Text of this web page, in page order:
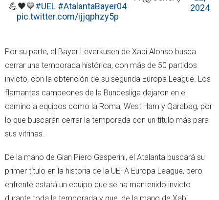
💪🖤💙#UEL #AtalantaBayer04
pic.twitter.com/ijjqphzy5p
2024
Por su parte, el Bayer Leverkusen de Xabi Alonso busca
cerrar una temporada histórica, con más de 50 partidos
invicto, con la obtención de su segunda Europa League. Los
flamantes campeones de la Bundesliga dejaron en el
camino a equipos como la Roma, West Ham y Qarabag, por
lo que buscarán cerrar la temporada con un título más para
sus vitrinas.
De la mano de Gian Piero Gasperini, el Atalanta buscará su
primer título en la historia de la UEFA Europa League, pero
enfrente estará un equipo que se ha mantenido invicto